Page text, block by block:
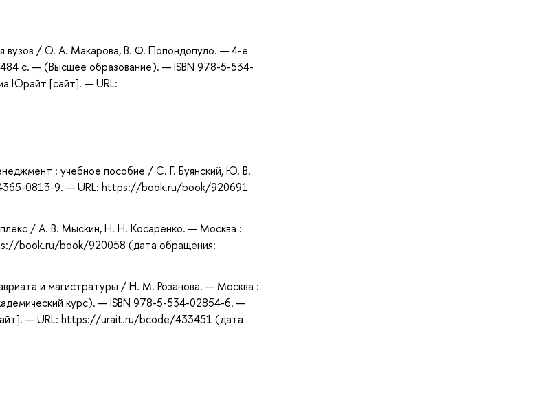
вузов / О. А. Макарова, В. Ф. Попондопуло. — 4-е
с. — (Высшее образование). — ISBN 978-5-534-
Юрайт [сайт]. — URL:
: учебное пособие / С. Г. Буянский, Ю. В.
0813-9. — URL: https://book.ru/book/920691
/ А. В. Мыскин, Н. Н. Косаренко. — Москва :
book.ru/book/920058 (дата обращения:
и магистратуры / Н. М. Розанова. — Москва :
курс). — ISBN 978-5-534-02854-6. —
— URL: https://urait.ru/bcode/433451 (дата